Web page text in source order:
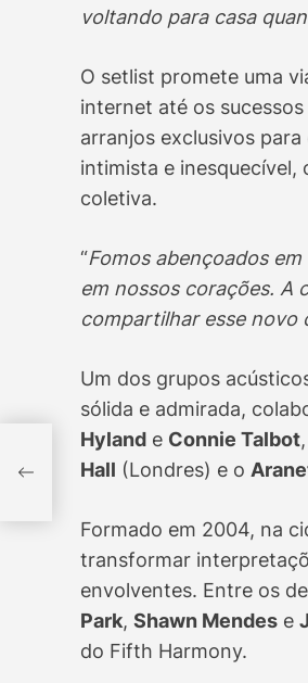
voltando para casa
O setlist promete uma
internet até os
arranjos exclusivos
intimista e inesquecível,
coletiva.
“Fomos abençoados
em nossos corações. A
compartilhar esse novo
Um dos grupos
sólida e admirada,
Hyland e Connie Talbot
Hall (Londres) e o
Formado em 2004, na
transformar
envolventes. Entre os
Park, Shawn Mendes e
do Fifth Harmony.